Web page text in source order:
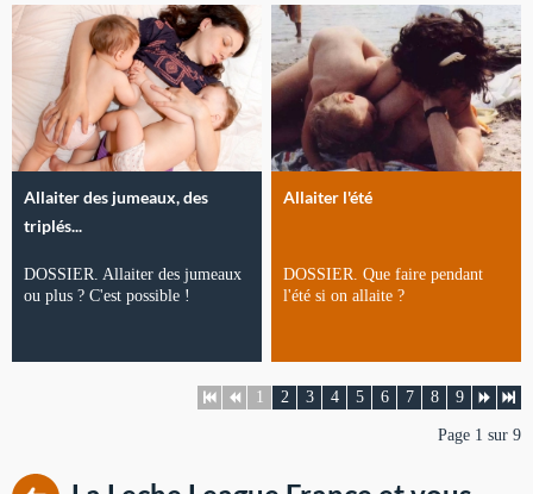
Allaiter des jumeaux, des
triplés...
DOSSIER. Allaiter des jumeaux
ou plus ? C'est possible !
Allaiter l'été
DOSSIER. Que faire pendant
l'été si on allaite ?
1 2 3 4 5 6 7 8 9
Page 1 sur 9